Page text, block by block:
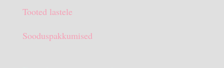
Tooted lastele
Sooduspakkumised